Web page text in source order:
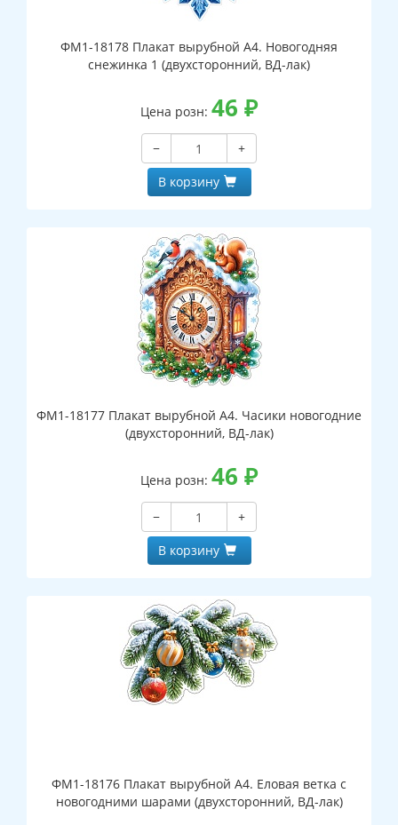
ФМ1-18178 Плакат вырубной А4. Новогодняя
снежинка 1 (двухсторонний, ВД-лак)
Цена розн: 46 ₽
−
+
В корзину
ФМ1-18177 Плакат вырубной А4. Часики новогодние
(двухсторонний, ВД-лак)
Цена розн: 46 ₽
−
+
В корзину
ФМ1-18176 Плакат вырубной А4. Еловая ветка с
новогодними шарами (двухсторонний, ВД-лак)